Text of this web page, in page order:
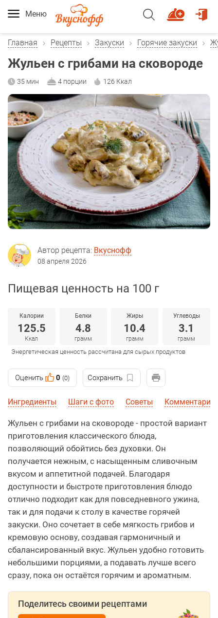
Меню
Главная Рецепты Закуски Горячие закуски
Жульен с грибами на сковороде
35 мин 4 порции 126 Ккал
Автор рецепта: Вкуснофф
08 апреля 2026
Пищевая ценность на 100 г
Калории
125.5
Ккал
Белки
4.8
грамм
Жиры
10.4
грамм
Углеводы
3.1
грамм
Энергетическая ценность рассчитана для сырых продуктов
Оценить 0 (0) Сохранить
Ингредиенты Шаги с фото Советы Комментарии
Жульен с грибами на сковороде - простой вариант
приготовления классического блюда,
позволяющий обойтись без духовки. Он
получается нежным, с насыщенным сливочным
вкусом и аппетитной подачей. Благодаря
доступности и быстроте приготовления блюдо
отлично подходит как для повседневного ужина,
так и для подачи к столу в качестве горячей
закуски. Оно сочетает в себе мягкость грибов и
кремовую основу, создавая гармоничный и
сбалансированный вкус. Жульен удобно готовить
небольшими порциями, а подавать лучше всего
сразу, пока он остаётся горячим и ароматным.
Поделитесь своими рецептами